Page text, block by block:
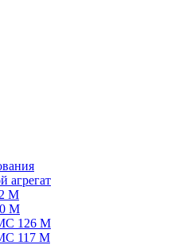
агрегат
M
M
126 M
117 M